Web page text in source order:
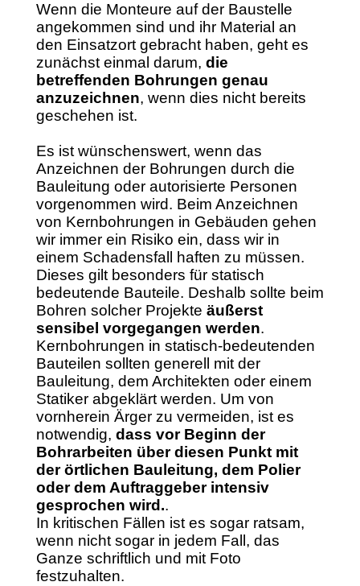
Wenn die Monteure auf der Baustelle
angekommen sind und ihr Material an
den Einsatzort gebracht haben, geht es
zunächst einmal darum, die
betreffenden Bohrungen genau
anzuzeichnen, wenn dies nicht bereits
geschehen ist.
Es ist wünschenswert, wenn das
Anzeichnen der Bohrungen durch die
Bauleitung oder autorisierte Personen
vorgenommen wird. Beim Anzeichnen
von Kernbohrungen in Gebäuden gehen
wir immer ein Risiko ein, dass wir in
einem Schadensfall haften zu müssen.
Dieses gilt besonders für statisch
bedeutende Bauteile. Deshalb sollte beim
Bohren solcher Projekte äußerst
sensibel vorgegangen werden.
Kernbohrungen in statisch-bedeutenden
Bauteilen sollten generell mit der
Bauleitung, dem Architekten oder einem
Statiker abgeklärt werden. Um von
vornherein Ärger zu vermeiden, ist es
notwendig, dass vor Beginn der
Bohrarbeiten über diesen Punkt mit
der örtlichen Bauleitung, dem Polier
oder dem Auftraggeber intensiv
gesprochen wird..
In kritischen Fällen ist es sogar ratsam,
wenn nicht sogar in jedem Fall, das
Ganze schriftlich und mit Foto
festzuhalten.